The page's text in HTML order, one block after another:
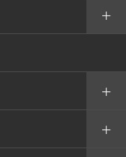
＋
＋
＋